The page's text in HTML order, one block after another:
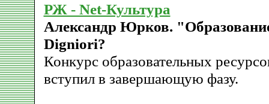
РЖ - Net-Культура
Александр Юрков.
Digniori?
Конкурс образовательных
вступил в завершающую фазу.